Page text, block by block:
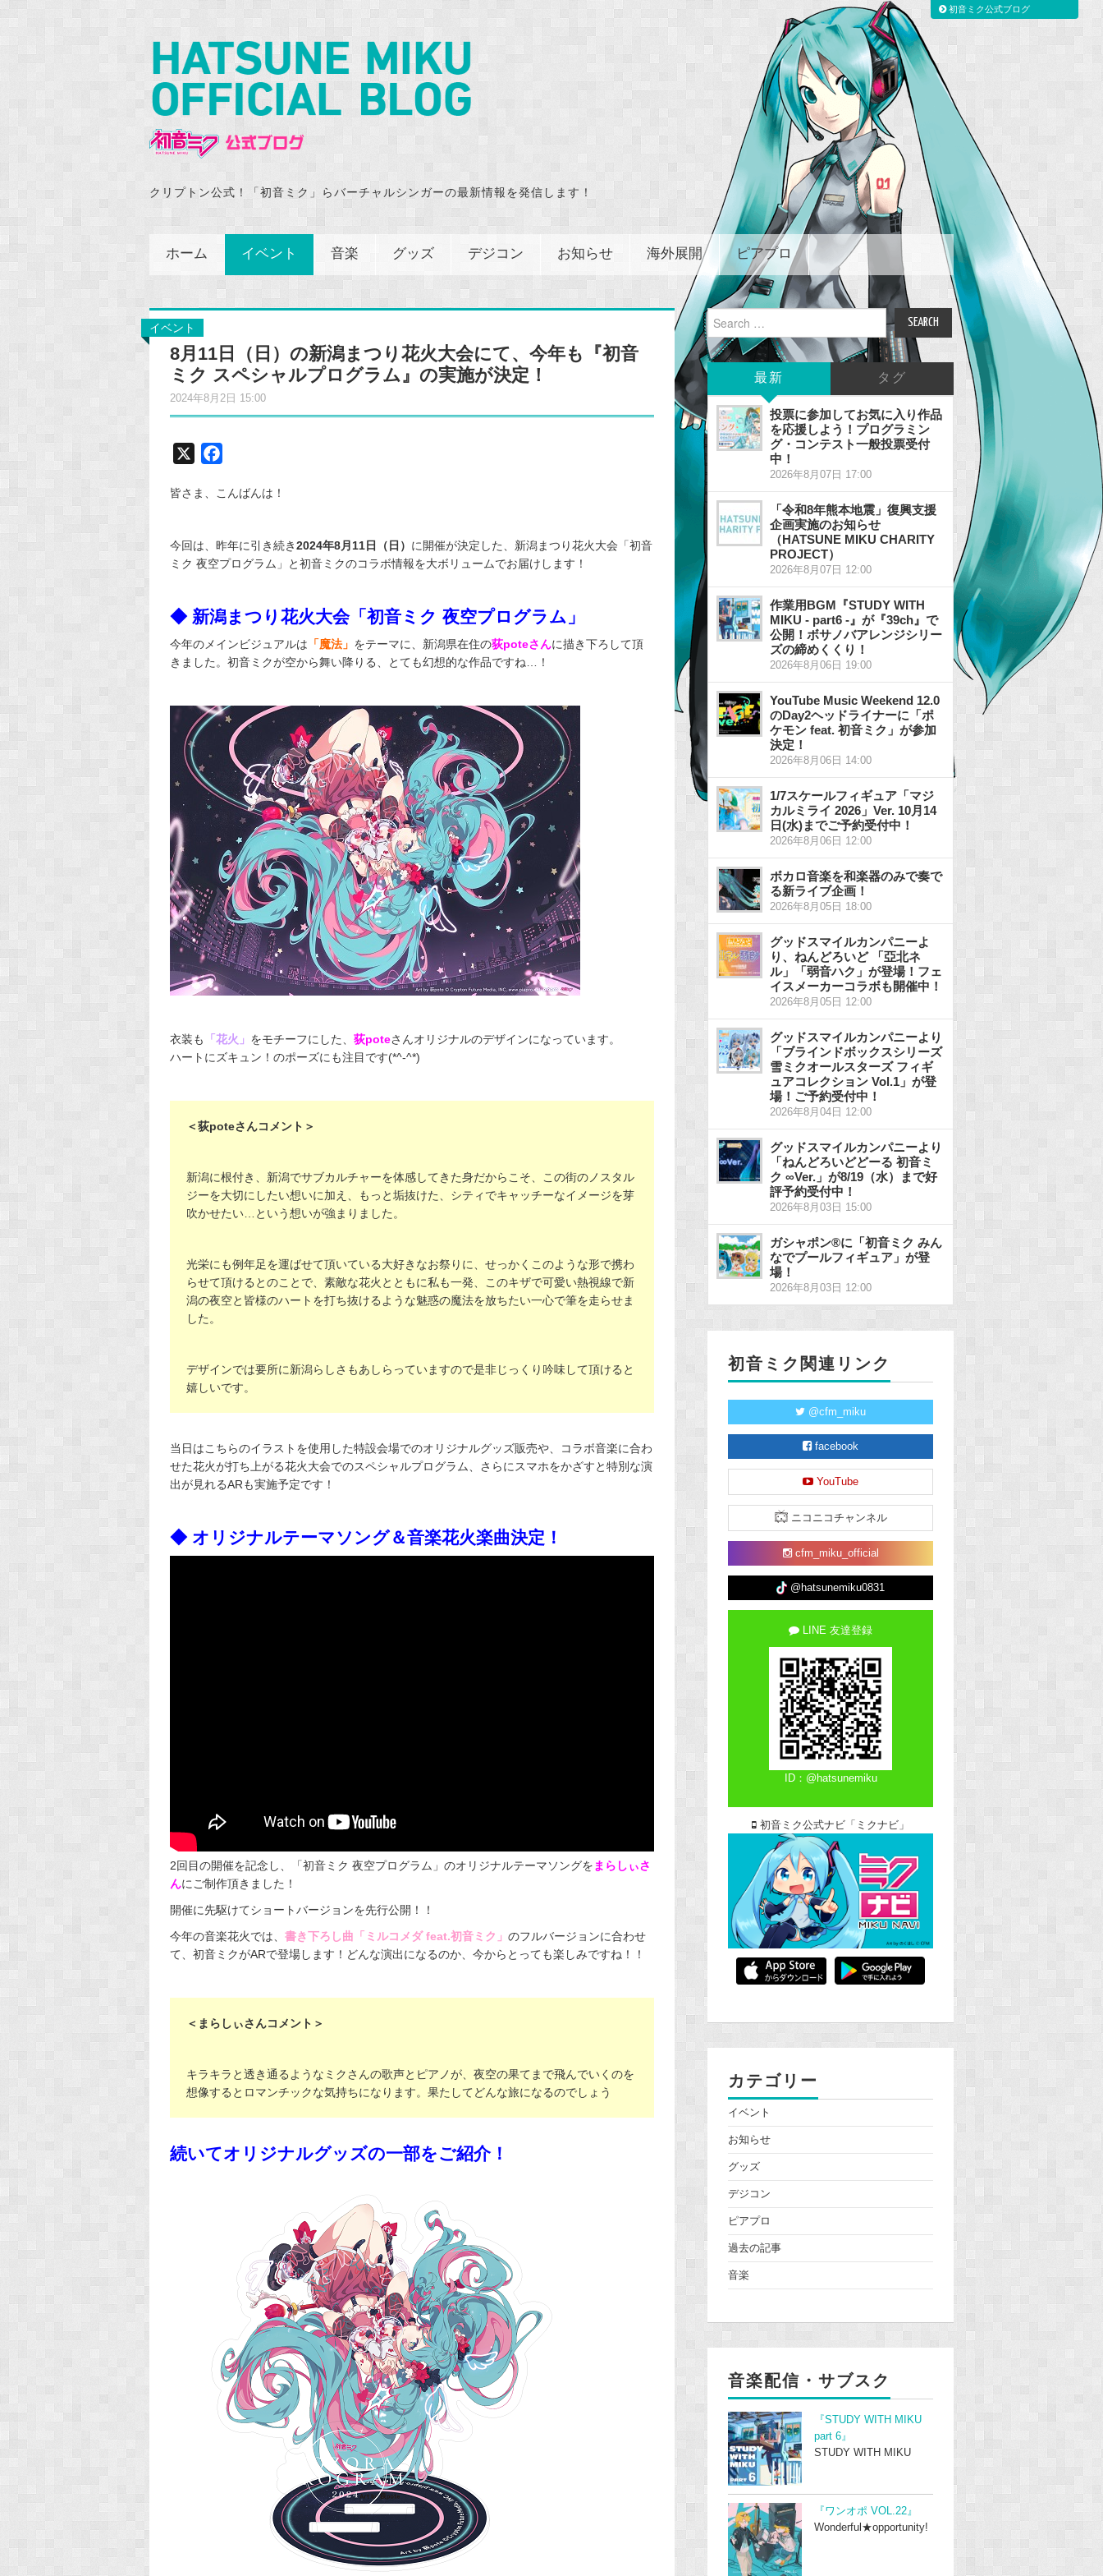
クリプトン公式！「初音ミク」らバーチャルシンガーの最新情報を発信します！
ホーム イベント 音楽 グッズ デジコン お知らせ 海外展開 ピアプロ
イベント
8月11日（日）の新潟まつり花火大会にて、今年も『初音
ミク スペシャルプログラム』の実施が決定！
2024年8月2日 15:00
c
b
o
皆さま、こんばんは！
今回は、昨年に引き続き2024年8月11日（日） に開催が決定した、新潟まつり花火大会「初音
ミク 夜空プログラム」と初音ミクのコラボ情報を大ボリュームでお届けします！
◆ 新潟まつり花火大会「初音ミク 夜空プログラム」
今年のメインビジュアルは 「魔法」 をテーマに、新潟県在住の荻poteさんに描き下ろして頂
きました。初音ミクが空から舞い降りる、とても幻想的な作品ですね…！
衣装も 「花火」 をモチーフにした、 荻poteさんオリジナルのデザインになっています。
ハートにズキュン！のポーズにも注目です(*^-^*)
＜荻poteさんコメント＞
新潟に根付き、新潟でサブカルチャーを体感してきた身だからこそ、この街のノスタル
ジーを大切にしたい想いに加え、もっと垢抜けた、シティでキャッチーなイメージを芽
吹かせたい…という想いが強まりました。
光栄にも例年足を運ばせて頂いている大好きなお祭りに、せっかくこのような形で携わ
らせて頂けるとのことで、素敵な花火とともに私も一発、このキザで可愛い熱視線で新
潟の夜空と皆様のハートを打ち抜けるような魅惑の魔法を放ちたい一心で筆を走らせま
した。
デザインでは要所に新潟らしさもあしらっていますので是非じっくり吟味して頂けると
嬉しいです。
当日はこちらのイラストを使用した特設会場でのオリジナルグッズ販売や、コラボ音楽に合わ
せた花火が打ち上がる花火大会でのスペシャルプログラム、さらにスマホをかざすと特別な演
出が見れるARも実施予定です！
◆ オリジナルテーマソング＆音楽花火楽曲決定！
2回目の開催を記念し、「初音ミク 夜空プログラム」のオリジナルテーマソングを まらしぃさ
んにご制作頂きました！
開催に先駆けてショートバージョンを先行公開！！
今年の音楽花火では、 書き下ろし曲「ミルコメダ feat.初音ミク」 のフルバージョンに合わせ
て、初音ミクがARで登場します！どんな演出になるのか、今からとっても楽しみですね！！
＜まらしぃさんコメント＞
キラキラと透き通るようなミクさんの歌声とピアノが、夜空の果てまで飛んでいくのを
想像するとロマンチックな気持ちになります。果たしてどんな旅になるのでしょう
続いてオリジナルグッズの一部をご紹介！
Search
for:
最新 タグ
投票に参加してお気に入り作品
を応援しよう！プログラミン
グ・コンテスト一般投票受付
中！
2026年8月07日 17:00
「令和8年熊本地震」復興支援
企画実施のお知らせ
（HATSUNE MIKU CHARITY
PROJECT）
2026年8月07日 12:00
作業用BGM『STUDY WITH
MIKU - part6 -』が『39ch』で
公開！ボサノバアレンジシリー
ズの締めくくり！
2026年8月06日 19:00
YouTube Music Weekend 12.0
のDay2ヘッドライナーに「ポ
ケモン feat. 初音ミク」が参加
決定！
2026年8月06日 14:00
1/7スケールフィギュア「マジ
カルミライ 2026」Ver. 10月14
日(水)までご予約受付中！
2026年8月06日 12:00
ボカロ音楽を和楽器のみで奏で
る新ライブ企画！
2026年8月05日 18:00
グッドスマイルカンパニーよ
り、ねんどろいど 「亞北ネ
ル」「弱音ハク」が登場！フェ
イスメーカーコラボも開催中！
2026年8月05日 12:00
グッドスマイルカンパニーより
「ブラインドボックスシリーズ
雪ミクオールスターズ フィギ
ュアコレクション Vol.1」が登
場！ご予約受付中！
2026年8月04日 12:00
グッドスマイルカンパニーより
「ねんどろいどどーる 初音ミ
ク ∞Ver.」が8/19（水）まで好
評予約受付中！
2026年8月03日 15:00
ガシャポン®に「初音ミク みん
なでプールフィギュア」が登
場！
2026年8月03日 12:00
初音ミク関連リンク
@cfm_miku
facebook
YouTube
ニコニコチャンネル
cfm_miku_official
@hatsunemiku0831
LINE 友達登録
ID：@hatsunemiku
初音ミク公式ナビ「ミクナビ」
カテゴリー
イベント
お知らせ
グッズ
デジコン
ピアプロ
過去の記事
音楽
音楽配信・サブスク
『STUDY WITH MIKU
part 6』
STUDY WITH MIKU
『ワンオポ VOL.22』
Wonderful★opportunity!
初音ミク公式ブログ